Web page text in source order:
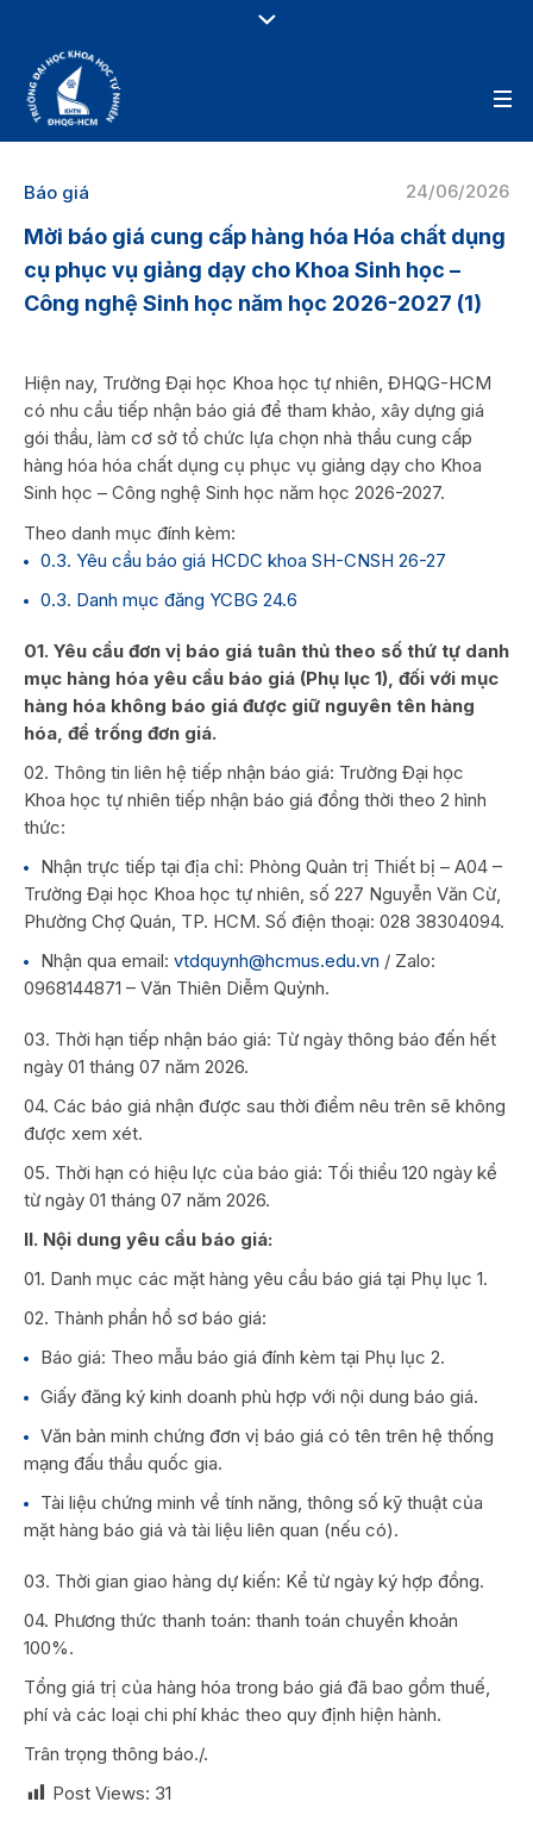
24/06/2026
Báo giá
Mời báo giá cung cấp hàng hóa Hóa chất dụng
cụ phục vụ giảng dạy cho Khoa Sinh học –
Công nghệ Sinh học năm học 2026-2027 (1)
Hiện nay, Trường Đại học Khoa học tự nhiên, ĐHQG-HCM
có nhu cầu tiếp nhận báo giá để tham khảo, xây dựng giá
gói thầu, làm cơ sở tổ chức lựa chọn nhà thầu cung cấp
hàng hóa hóa chất dụng cụ phục vụ giảng dạy cho Khoa
Sinh học – Công nghệ Sinh học năm học 2026-2027.
Theo danh mục đính kèm:
0.3. Yêu cầu báo giá HCDC khoa SH-CNSH 26-27
0.3. Danh mục đăng YCBG 24.6
01. Yêu cầu đơn vị báo giá tuân thủ theo số thứ tự danh
mục hàng hóa yêu cầu báo giá (Phụ lục 1), đối với mục
hàng hóa không báo giá được giữ nguyên tên hàng
hóa, để trống đơn giá.
02. Thông tin liên hệ tiếp nhận báo giá: Trường Đại học
Khoa học tự nhiên tiếp nhận báo giá đồng thời theo 2 hình
thức:
Nhận trực tiếp tại địa chỉ: Phòng Quản trị Thiết bị – A04 –
Trường Đại học Khoa học tự nhiên, số 227 Nguyễn Văn Cừ,
Phường Chợ Quán, TP. HCM. Số điện thoại: 028 38304094.
Nhận qua email: vtdquynh@hcmus.edu.vn / Zalo:
0968144871 – Văn Thiên Diễm Quỳnh.
03. Thời hạn tiếp nhận báo giá: Từ ngày thông báo đến hết
ngày 01 tháng 07 năm 2026.
04. Các báo giá nhận được sau thời điểm nêu trên sẽ không
được xem xét.
05. Thời hạn có hiệu lực của báo giá: Tối thiểu 120 ngày kể
từ ngày 01 tháng 07 năm 2026.
II. Nội dung yêu cầu báo giá:
01. Danh mục các mặt hàng yêu cầu báo giá tại Phụ lục 1.
02. Thành phần hồ sơ báo giá:
Báo giá: Theo mẫu báo giá đính kèm tại Phụ lục 2.
Giấy đăng ký kinh doanh phù hợp với nội dung báo giá.
Văn bản minh chứng đơn vị báo giá có tên trên hệ thống
mạng đấu thầu quốc gia.
Tài liệu chứng minh về tính năng, thông số kỹ thuật của
mặt hàng báo giá và tài liệu liên quan (nếu có).
03. Thời gian giao hàng dự kiến: Kể từ ngày ký hợp đồng.
04. Phương thức thanh toán: thanh toán chuyển khoản
100%.
Tổng giá trị của hàng hóa trong báo giá đã bao gồm thuế,
phí và các loại chi phí khác theo quy định hiện hành.
Trân trọng thông báo./.
Post Views: 31